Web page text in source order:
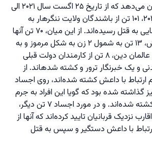
یافته‌های رواداری نشان می‌دهد که از تاریخ ۲۵ اگست سال ۲۰۲۱ الی
آخر ماه نوامبر سال ۲۰۲۲، ۱۰۱ تن از باشندگان ولایت ننگرهار به
صورت مرموز و فرا قضایی به قتل رسیده‌اند. از این میان، ۷۰ تن آنها
به اتهام ارتباط با داعش، ۱۳ تن به شمول ۲ زن به شکل مرموز و به
علت نامعلومِ، ۵ تن از عالمان دین، ۸ تن از کارمندان دولت قبلی
۳ فعال مدنی و یک خبرنگار ترور و کشته شدهاند. از
اتهام ارتباط با داعش کشته شده‌اند، روی اجساد
نیز گذاشته شده بود که گویا این افراد به جرم
ارتباط با گروه داعش کشته شده‌اند. و در مورد اجساد ۷ تن دیگر،
نزدیک قربانیان تایید کرده‌اند که آنها از
با داعش دستگیر و سپس به قتل